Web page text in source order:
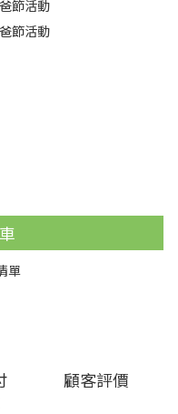
節活動
節活動
單
顧客評價